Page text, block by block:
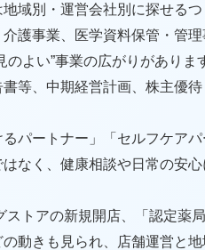
域別・運営会社別に探せる
護事業、医学資料保管・管
よい”事業の広がりがありま
等、中期経営計画、株主優
パートナー」「セルフケア
なく、健康相談や日常の安
トアの新規開店、「認定薬
動きも見られ、店舗運営と地